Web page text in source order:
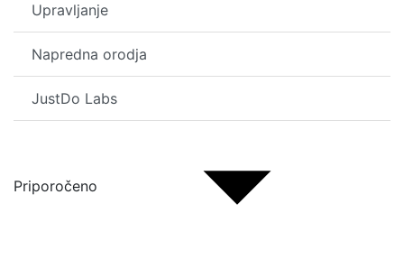
Upravljanje
Napredna orodja
JustDo Labs
Priporočeno